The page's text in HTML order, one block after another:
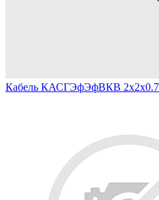
Кабель КАСГЭфЭфВКВ